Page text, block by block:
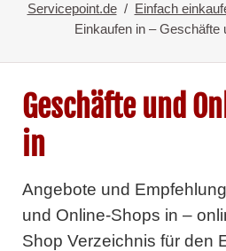
Servicepoint.de Einfach
Einkaufen in – Geschäfte
Geschäfte und
in
Angebote und
und Online-Shops in –
Shop Verzeichnis für den